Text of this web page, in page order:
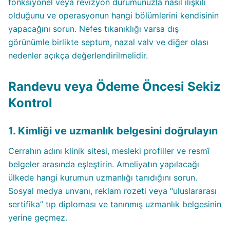
fonksiyonel veya revizyon durumunuzla nasıl ilişkili
olduğunu ve operasyonun hangi bölümlerini kendisinin
yapacağını sorun. Nefes tıkanıklığı varsa dış
görünümle birlikte septum, nazal valv ve diğer olası
nedenler açıkça değerlendirilmelidir.
Randevu veya Ödeme Öncesi Sekiz
Kontrol
1. Kimliği ve uzmanlık belgesini doğrulayın
Cerrahın adını klinik sitesi, mesleki profiller ve resmî
belgeler arasında eşleştirin. Ameliyatın yapılacağı
ülkede hangi kurumun uzmanlığı tanıdığını sorun.
Sosyal medya unvanı, reklam rozeti veya “uluslararası
sertifika” tıp diploması ve tanınmış uzmanlık belgesinin
yerine geçmez.